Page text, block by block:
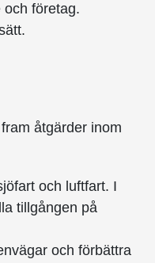
företag.
åtgärder inom
och luftfart. I
tillgången på
och förbättra